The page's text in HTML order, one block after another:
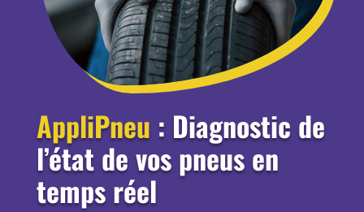
AppliPneu : Diagnostic de
l’état de vos pneus en
temps réel